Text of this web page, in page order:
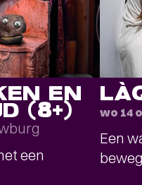
EN
(8+)
een
wo 14
Een